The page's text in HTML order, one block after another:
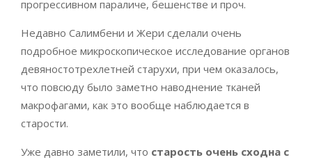
прогрессивном параличе, бешенстве и проч.
Недавно Салимбени и Жери сделали очень
подробное микроскопическое исследование органов
девяностотрехлетней старухи, при чем оказалось,
что повсюду было заметно наводнение тканей
макрофагами, как это вообще наблюдается в
старости.
Уже давно заметили, что старость очень сходна с